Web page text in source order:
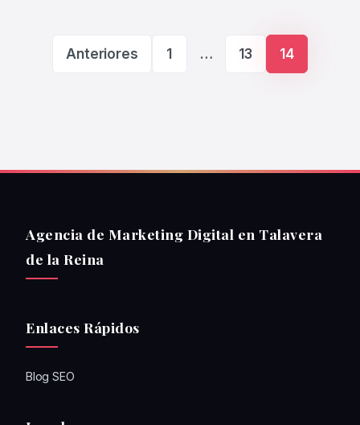
Paginación de
Anteriores 1 … 13 14
Agencia de Marketing Digital en Talavera
de la Reina
Enlaces Rápidos
Blog SEO